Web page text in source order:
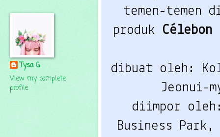
temen-temen
produk Célebon
dibuat oleh:
Jeonui-
diimpor
Business
Tysa G
View my complete
profile